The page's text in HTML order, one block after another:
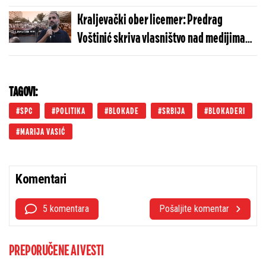
ništa (VIDEO)
Kraljevački ober licemer: Predrag
Voštinić skriva vlasništvo nad medijima
dok prosi donacije!
TAGOVI:
SPC POLITIKA BLOKADE SRBIJA BLOKADERI
MARIJA VASIĆ
Komentari
5 komentara Pošaljite komentar
PREPORUČENE AI VESTI